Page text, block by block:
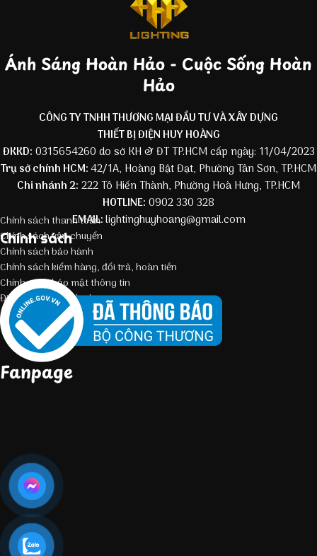
Ánh Sáng Hoàn Hảo - Cuộc Sống Hoàn
Hảo
CÔNG TY TNHH THƯƠNG MẠI ĐẦU TƯ VÀ XÂY DỰNG
THIẾT BỊ ĐIỆN HUY HOÀNG
ĐKKD: 0315654260 do sở KH & ĐT TP.HCM cấp ngày: 11/04/2023
Trụ sở chính HCM:42/1A, Hoàng Bật Đạt, Phường Tân Sơn, TP.HCM
Chi nhánh 2: 222 Tô Hiến Thành, Phường Hoà Hưng, TP.HCM
HOTLINE: 0902 330 328
EMAIL:lightinghuyhoang@gmail.com
Chính sách
Chính sách thanh toán
Chính sách vận chuyển
Chính sách bảo hành
Chính sách kiểm hàng, đổi trả, hoàn tiền
Chính sách bảo mật thông tin
Điều kiện giao dịch chung
Fanpage